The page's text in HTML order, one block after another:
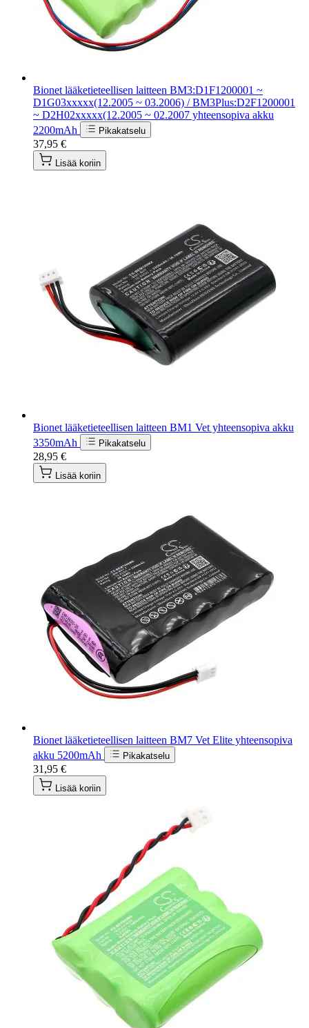
Bionet lääketieteellisen laitteen BM3:D1F1200001 ~
D1G03xxxxx(12.2005 ~ 03.2006) / BM3Plus:D2F1200001
~ D2H02xxxxx(12.2005 ~ 02.2007 yhteensopiva akku
2200mAh
Pikakatselu
37,95 €
Lisää koriin
Bionet lääketieteellisen laitteen BM1 Vet yhteensopiva akku
3350mAh
Pikakatselu
28,95 €
Lisää koriin
Bionet lääketieteellisen laitteen BM7 Vet Elite yhteensopiva
akku 5200mAh
Pikakatselu
31,95 €
Lisää koriin